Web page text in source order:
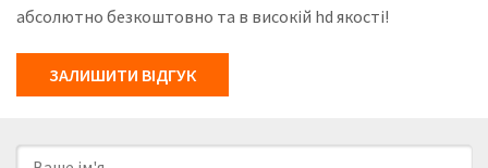
абсолютно безкоштовно та в високій hd якості!
ЗАЛИШИТИ ВІДГУК